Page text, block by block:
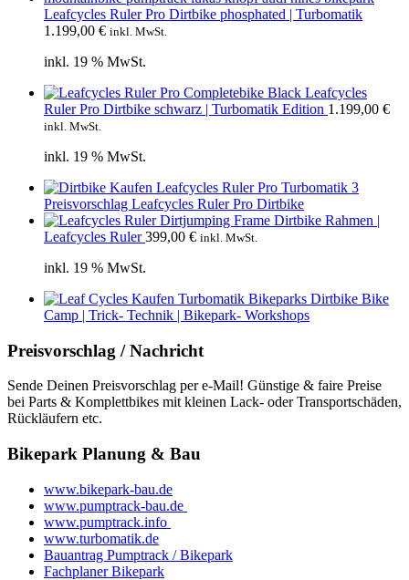
Leafcycles Ruler Pro Dirtbike phosphated | Turbomatik
1.199,00 € inkl. MwSt.
inkl. 19 % MwSt.
Leafcycles
Ruler Pro Dirtbike schwarz | Turbomatik Edition 1.199,00 €
inkl. MwSt.
inkl. 19 % MwSt.
Preisvorschlag Leafcycles Ruler Pro Dirtbike
Dirtbike Rahmen |
Leafcycles Ruler 399,00 € inkl. MwSt.
inkl. 19 % MwSt.
Bike
Camp | Trick- Technik | Bikepark- Workshops
Preisvorschlag / Nachricht
Sende Deinen Preisvorschlag per e-Mail! Günstige & faire Preise
bei Parts & Komplettbikes mit kleinen Lack- oder Transportschäden,
Rückläufern etc.
Bikepark Planung & Bau
www.bikepark-bau.de
www.pumptrack-bau.de
www.pumptrack.info
www.turbomatik.de
Bauantrag Pumptrack / Bikepark
Fachplaner Bikepark